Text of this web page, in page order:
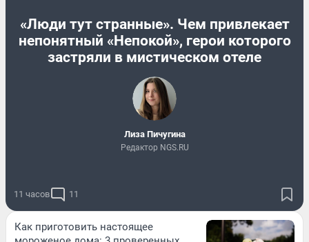
«Люди тут странные». Чем привлекает
непонятный «Непокой», герои которого
застряли в мистическом отеле
Лиза Пичугина
Редактор NGS.RU
11 часов 11
Как приготовить настоящее